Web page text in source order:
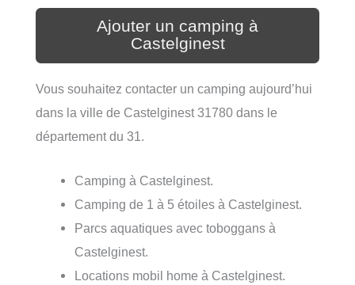
Ajouter un camping à
Castelginest
Vous souhaitez contacter un camping aujourd’hui
dans la ville de Castelginest 31780 dans le
département du 31.
Camping à Castelginest.
Camping de 1 à 5 étoiles à Castelginest.
Parcs aquatiques avec toboggans à
Castelginest.
Locations mobil home à Castelginest.